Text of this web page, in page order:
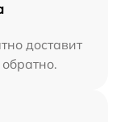
доставит